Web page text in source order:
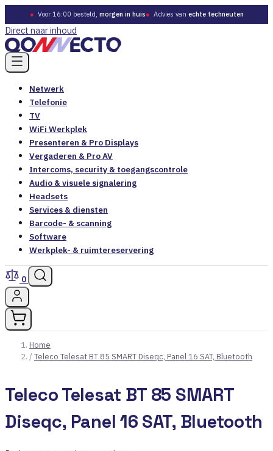
● Voor 16:00 besteld, morgen in huis● Advies van echte techneuten
Direct naar inhoud
Netwerk
Telefonie
TV
WiFi Werkplek
Presenteren & Pro Displays
Vergaderen & Pro AV
Intercoms, security & toegangscontrole
Audio & visuele signalering
Headsets
Services & diensten
Barcode- & scanning
Software
Werkplek- & ruimtereservering
0
Home
/ Teleco Telesat BT 85 SMART Diseqc, Panel 16 SAT, Bluetooth
Teleco Telesat BT 85 SMART
Diseqc, Panel 16 SAT, Bluetooth